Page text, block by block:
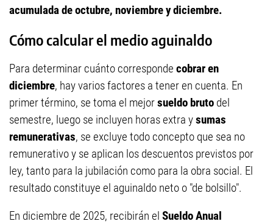
acumulada de octubre, noviembre y diciembre.
Cómo calcular el medio aguinaldo
Para determinar cuánto corresponde cobrar en
diciembre, hay varios factores a tener en cuenta. En
primer término, se toma el mejorsueldo bruto del
semestre, luego se incluyen horas extra ysumas
remunerativas, se excluye todo concepto que sea no
remunerativo y se aplican los descuentos previstos por
ley, tanto para la jubilación como para la obra social. El
resultado constituye el aguinaldo neto o "de bolsillo".
En diciembre de 2025, recibirán el Sueldo Anual